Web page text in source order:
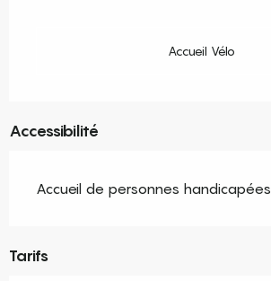
Accueil Vélo
Accessibilité
Accueil de personnes handicapées
Tarifs